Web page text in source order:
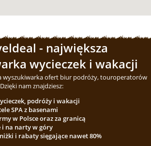
- największa
wycieczek i wakacji
wyszukiwarka ofert biur podróży, touroperatorów
nam znajdziesz:
podróży i wakacji
SPA z basenami
w Polsce oraz za granicą
i na narty w góry
i rabaty sięgające nawet 80%